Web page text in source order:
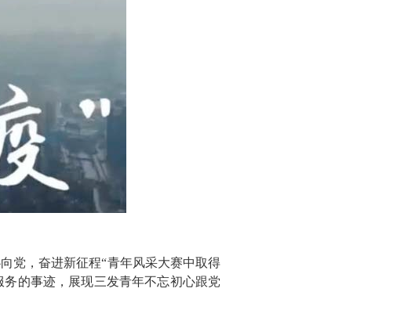
党，奋进新征程“青年风采大赛中取得
的事迹，展现三发青年不忘初心跟党